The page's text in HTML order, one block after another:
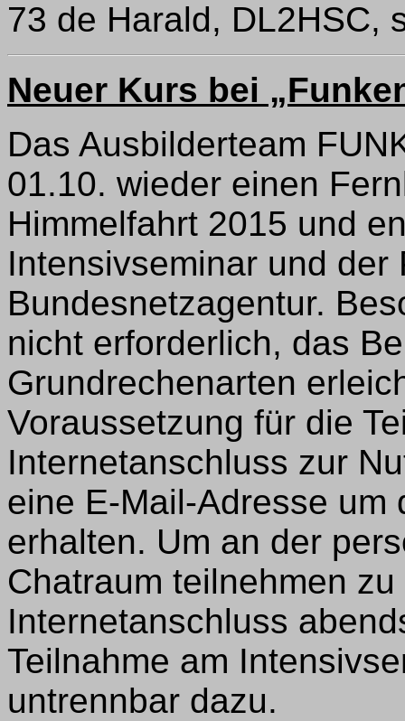
73 de Harald, DL2HSC,
Neuer Kurs bei
Das Ausbilderteam
01.10. wieder einen
Himmelfahrt 2015 und
Intensivseminar und der
Bundesnetzagentur.
nicht erforderlich, das
Grundrechenarten
Voraussetzung für die
Internetanschluss zur
eine E-Mail-Adresse
erhalten. Um an der
Chatraum teilnehmen
Internetanschluss
Teilnahme am
untrennbar dazu.